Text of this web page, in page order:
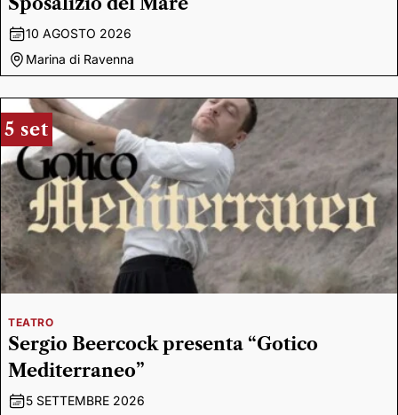
10 AGOSTO 2026
Marina di Ravenna
5 set
TEATRO
Sergio Beercock presenta “Gotico
Mediterraneo”
5 SETTEMBRE 2026